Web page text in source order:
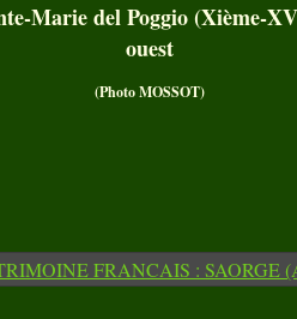
Marie del Poggio (Xième-
ouest
(Photo MOSSOT)